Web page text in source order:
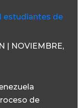
| NOVIEMBRE,
de